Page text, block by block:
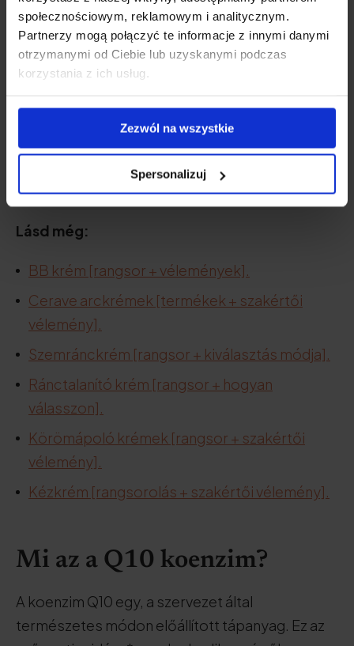
społecznościowym, reklamowym i analitycznym.
Partnerzy mogą połączyć te informacje z innymi danymi
otrzymanymi od Ciebie lub uzyskanymi podczas
korzystania z ich usług.
Zezwól na wszystkie
Spersonalizuj
Nézd meg az árat
A termék leírása
Lásd még:
BB krém [rangsor + vélemények].
Cerave arckrémek [termékek + szakértői
vélemény].
Szemránckrém [rangsor + kiválasztás módja].
Ránctalanító krém [rangsor + hogyan
válasszon].
Körömápoló krémek [rangsor + szakértői
vélemény].
Kézkrém [rangsorolás + szakértői vélemény].
Mi az a Q10 koenzim?
A koenzim Q10 egy, a szervezet által
természetes módon előállított tápanyag. Ez az